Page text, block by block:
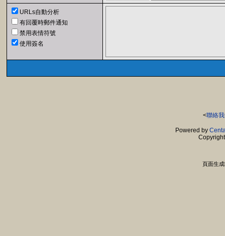
URLs自動分析
有回覆時郵件通知
禁用表情符號
使用簽名
<聯絡
Powered by
頁面生